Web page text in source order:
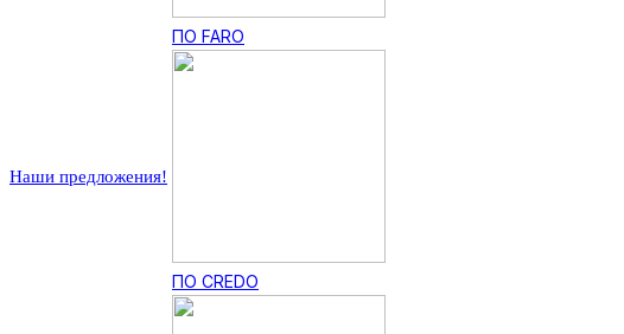
Наши предложения!
ПО FARO
ПО CREDO